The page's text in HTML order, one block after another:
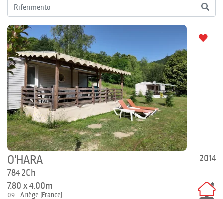
2014
O'HARA
784 2Ch
7.80 x 4.00m
09 - Ariège (France)